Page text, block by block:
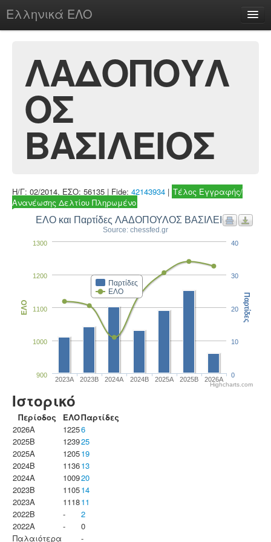
Ελληνικά ΕΛΟ
chesstu.be @ discord
Login
ΛΑΔΟΠΟΥΛ
ΟΣ
ΒΑΣΙΛΕΙΟΣ
Η/Γ: 02/2014, ΕΣΟ: 56135 | Fide: 42143934 | Τέλος Εγγραφής/
Ανανέωσης Δελτίου Πληρωμένο
ΕΛΟ και Παρτίδες ΛΑΔΟΠΟΥΛΟΣ ΒΑΣΙΛΕΙΟΣ
Source: chessfed.gr
Παρτίδες
ΕΛΟ
2023Α 2023B 2024A 2024B 2025A 2025B 2026A
1000
1100
1200
1300
900
ΕΛΟ
0
10
20
30
40
Παρτίδες
Highcharts.com
Ιστορικό
Περίοδος ΕΛΟΠαρτίδες
2026A
12256
2025B
123925
2025A
120519
2024B
113613
2024A
100920
2023B
110514
2023Α
111811
2022B
-
2
2022A
-
0
Παλαιότερα
-